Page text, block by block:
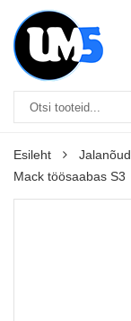
Esileht Jalanõud
Mack töösaabas S3